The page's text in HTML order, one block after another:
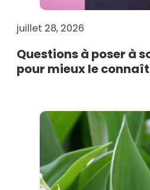
juillet 28, 2026
Questions à poser à
pour mieux le